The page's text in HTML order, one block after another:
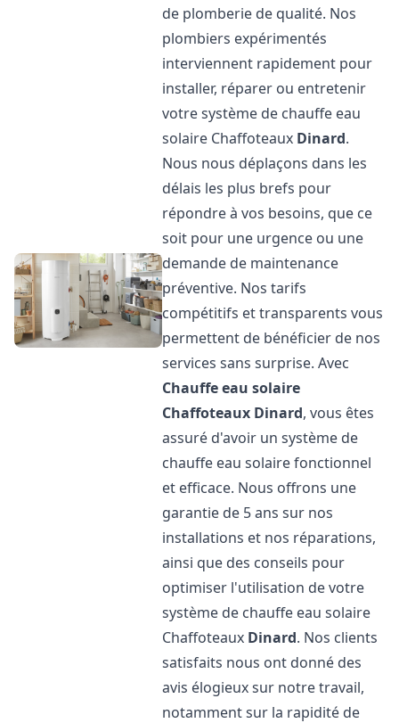
de plomberie de qualité. Nos
plombiers expérimentés
interviennent rapidement pour
installer, réparer ou entretenir
votre système de chauffe eau
solaire Chaffoteaux Dinard.
Nous nous déplaçons dans les
délais les plus brefs pour
répondre à vos besoins, que ce
soit pour une urgence ou une
demande de maintenance
préventive. Nos tarifs
compétitifs et transparents vous
permettent de bénéficier de nos
services sans surprise. Avec
Chauffe eau solaire
Chaffoteaux Dinard, vous êtes
assuré d'avoir un système de
chauffe eau solaire fonctionnel
et efficace. Nous offrons une
garantie de 5 ans sur nos
installations et nos réparations,
ainsi que des conseils pour
optimiser l'utilisation de votre
système de chauffe eau solaire
Chaffoteaux Dinard. Nos clients
satisfaits nous ont donné des
avis élogieux sur notre travail,
notamment sur la rapidité de